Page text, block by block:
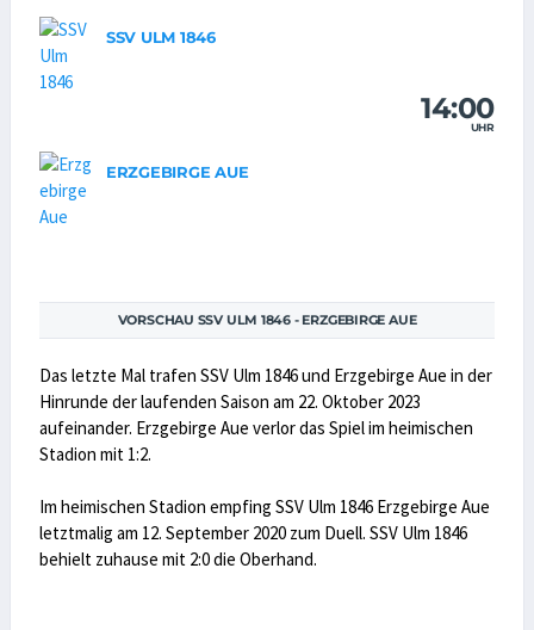
SSV ULM 1846
14:00
UHR
ERZGEBIRGE AUE
VORSCHAU SSV ULM 1846 - ERZGEBIRGE AUE
Das letzte Mal trafen SSV Ulm 1846 und Erzgebirge Aue in der
Hinrunde der laufenden Saison am 22. Oktober 2023
aufeinander. Erzgebirge Aue verlor das Spiel im heimischen
Stadion mit 1:2.
Im heimischen Stadion empfing SSV Ulm 1846 Erzgebirge Aue
letztmalig am 12. September 2020 zum Duell. SSV Ulm 1846
behielt zuhause mit 2:0 die Oberhand.